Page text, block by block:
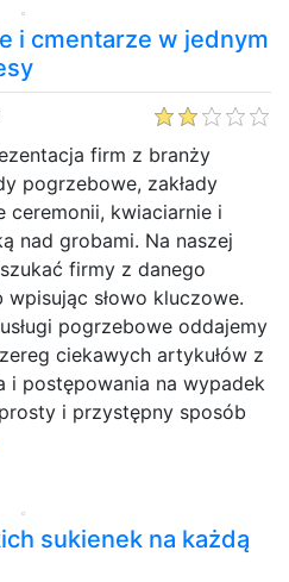
i cmentarze w jednym
firm z branży
pogrzebowe, zakłady
ceremonii, kwiaciarnie i
nad grobami. Na naszej
firmy z danego
słowo kluczowe.
pogrzebowe oddajemy
ciekawych artykułów z
i postępowania na wypadek
i przystępny sposób
sukienek na każdą